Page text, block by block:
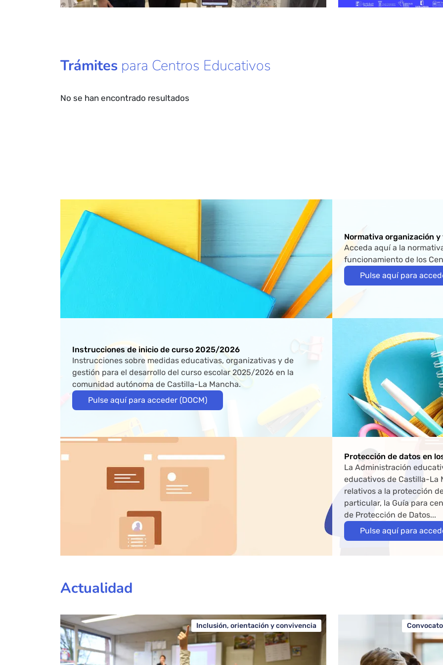
Trámites para Centros Educativos
No se han encontrado resultados
Bloque de contenido
Normativa organización
Acceda aquí a la
funcionamiento de los
Pulse aquí para
Instrucciones de inicio de curso 2025/2026
Instrucciones sobre medidas educativas, organizativas y de
gestión para el desarrollo del curso escolar 2025/2026 en la
comunidad autónoma de Castilla-La Mancha.
Pulse aquí para acceder (DOCM)
Bloque de contenido
Protección de datos en
La Administración
educativos de Castilla-La
relativos a la protección
particular, la Guía para
de Protección de Datos...
Pulse aquí para
Actualidad
Inclusión, orientación y convivencia